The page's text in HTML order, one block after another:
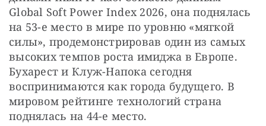
Global Soft Power Index 2026, она поднялась
на 53-е место в мире по уровню «мягкой
силы», продемонстрировав один из самых
высоких темпов роста имиджа в Европе.
Бухарест и Клуж-Напока сегодня
воспринимаются как города будущего. В
мировом рейтинге технологий страна
поднялась на 44-е место.